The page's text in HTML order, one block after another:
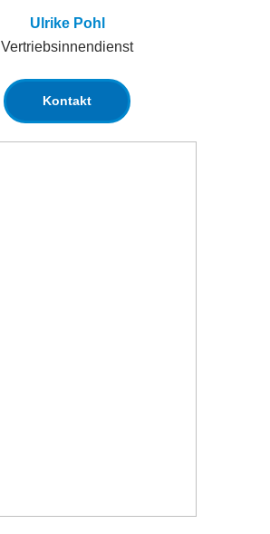
Ulrike Pohl
Vertriebsinnendienst
Kontakt